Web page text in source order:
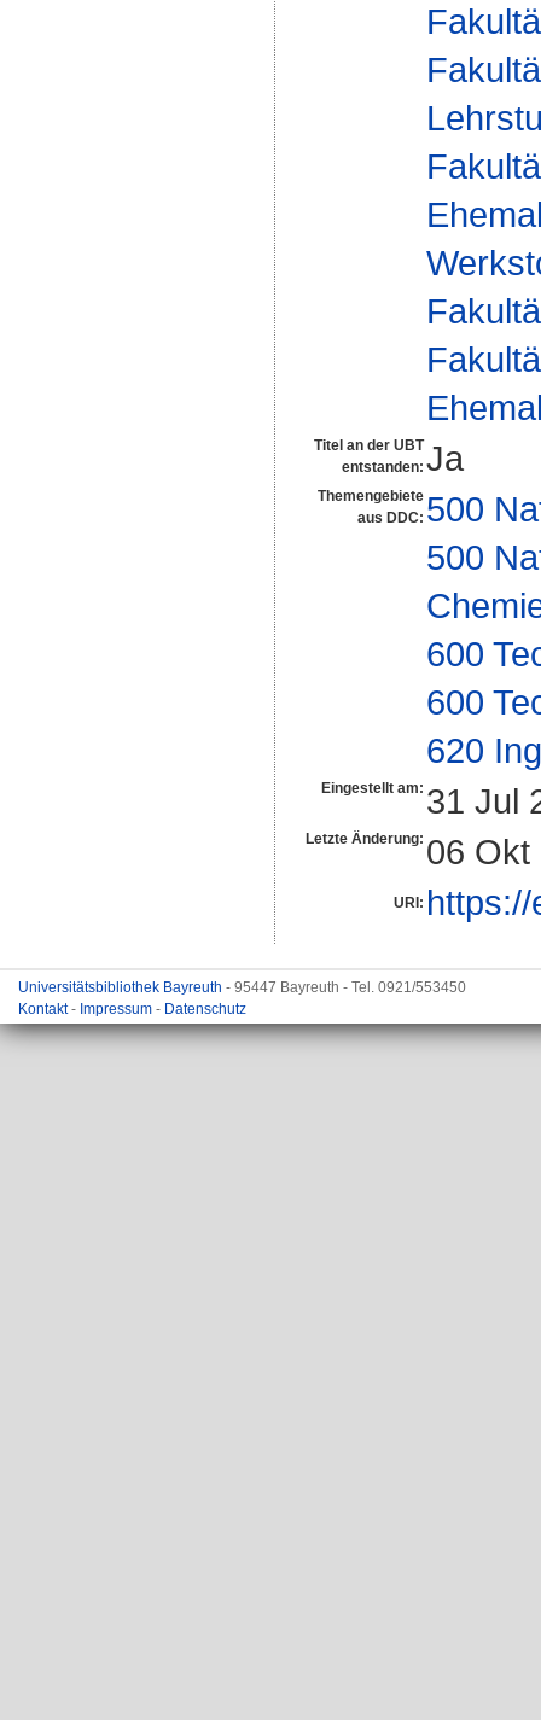
Titel an der UBT
entstanden: Ja
Themengebiete
aus DDC: 500
500
600
600
620
Eingestellt am: 31 Jul
Letzte Änderung: 06 Okt
URI:
Universitätsbibliothek Bayreuth - 95447 Bayreuth - Tel. 0921/553450
Kontakt- Impressum - Datenschutz